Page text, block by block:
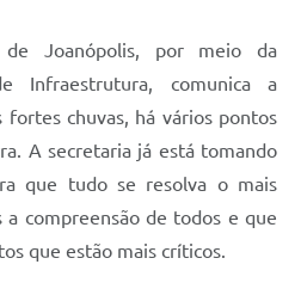
Joanópolis, por meio da
Infraestrutura, comunica a
fortes chuvas, há vários pontos
A secretaria já está tomando
que tudo se resolva o mais
a compreensão de todos e que
que estão mais críticos.